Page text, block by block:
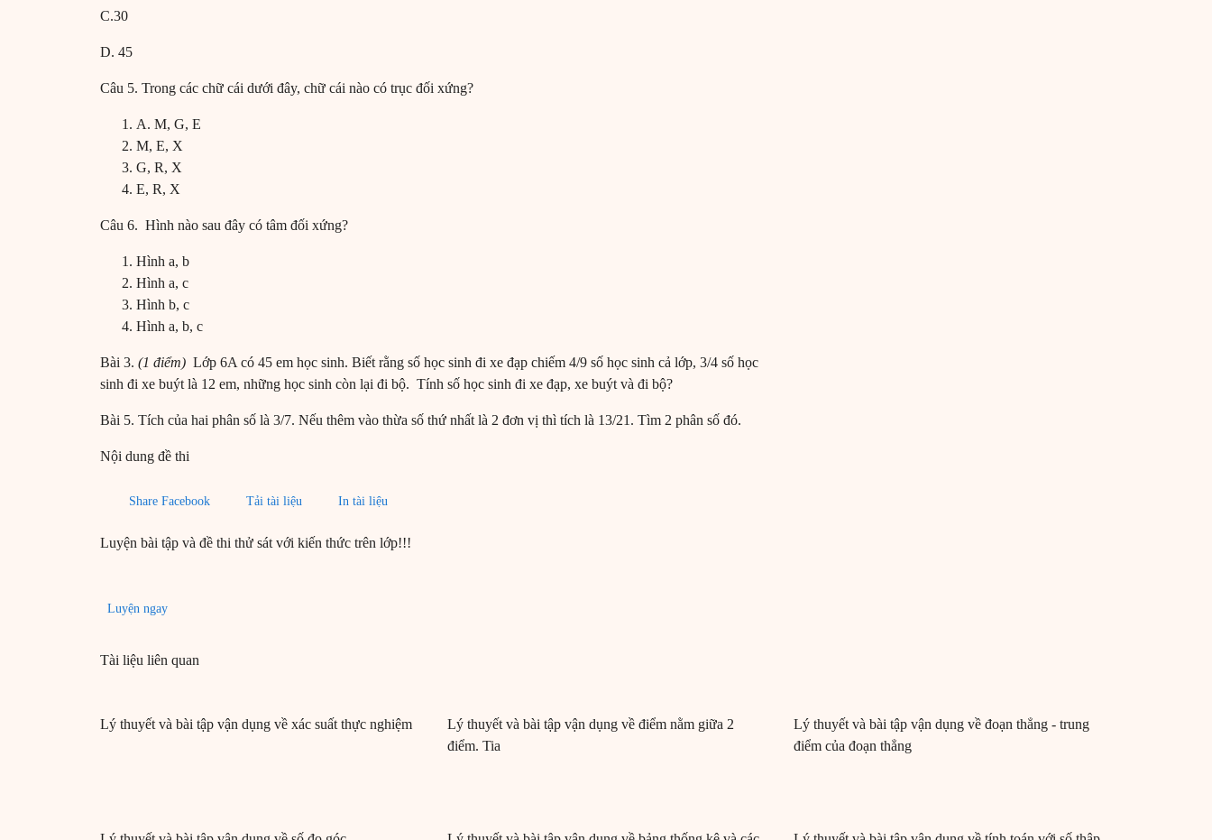
C.30
D. 45
Câu 5. Trong các chữ cái dưới đây, chữ cái nào có trục đối xứng?
A. M, G, E
M, E, X
G, R, X
E, R, X
Câu 6. Hình nào sau đây có tâm đối xứng?
Hình a, b
Hình a, c
Hình b, c
Hình a, b, c
Bài 3. (1 điểm) Lớp 6A có 45 em học sinh. Biết rằng số học sinh đi xe đạp chiếm 4/9 số học sinh cả lớp, 3/4 số học
sinh đi xe buýt là 12 em, những học sinh còn lại đi bộ. Tính số học sinh đi xe đạp, xe buýt và đi bộ?
Bài 5. Tích của hai phân số là 3/7. Nếu thêm vào thừa số thứ nhất là 2 đơn vị thì tích là 13/21. Tìm 2 phân số đó.
Nội dung đề thi
Share Facebook Tải tài liệu In tài liệu
Luyện bài tập và đề thi thử sát với kiến thức trên lớp!!!
Luyện ngay
Tài liệu liên quan
Lý thuyết và bài tập vận dụng về xác suất thực nghiệm
Lý thuyết và bài tập vận dụng về điểm nằm giữa 2
điểm. Tia
Lý thuyết và bài tập vận dụng về đoạn thẳng - trung
điểm của đoạn thẳng